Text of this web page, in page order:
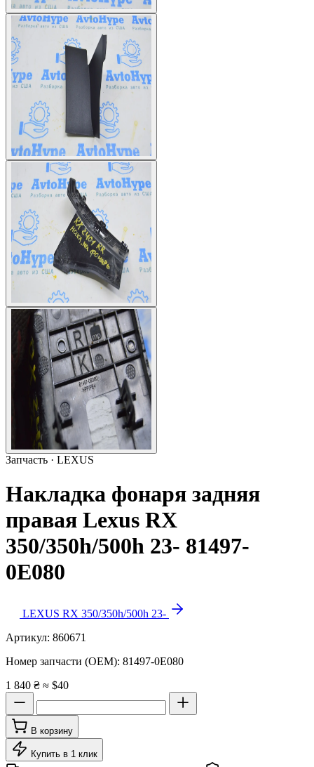
Запчасть · LEXUS
Накладка фонаря задняя
правая Lexus RX
350/350h/500h 23- 81497-
0E080
LEXUS RX 350/350h/500h 23-
Артикул: 860671
Номер запчасти (OEM): 81497-0E080
1 840 ₴ ≈ $40
В корзину
Купить в 1 клик